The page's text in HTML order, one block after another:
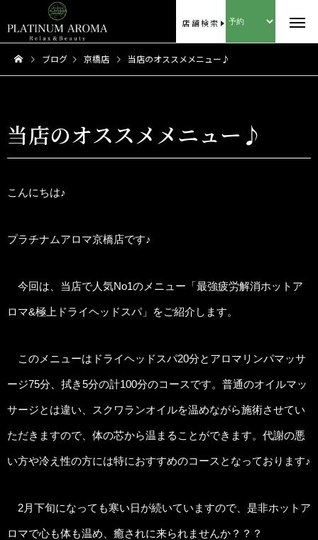
店舗検索
ブログ 京橋店 当店のオススメメニュー♪
当店のオススメメニュー♪
こんにちは♪
プラチナムアロマ京橋店です♪
今回は、当店で人気No1のメニュー「最強疲労解消ホットア
ロマ&極上ドライヘッドスパ」をご紹介します。
このメニューはドライヘッドスパ20分とアロマリンパマッサ
ージ75分、拭き5分の計100分のコースです。普通のオイルマッ
サージとは違い、スクワランオイルを温めながら施術させてい
ただきますので、体の芯から温まることができます。代謝の悪
い方や冷え性の方には特におすすめのコースとなっております♪
2月下旬になっても寒い日が続いていますので、是非ホットア
ロマで心も体も温め、癒されに来られませんか？？？